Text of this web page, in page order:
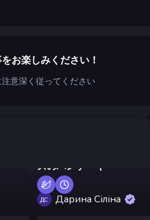
お楽しみください！
意深く従ってください
ズのパンケーキ
ДС Дарина Сіліна